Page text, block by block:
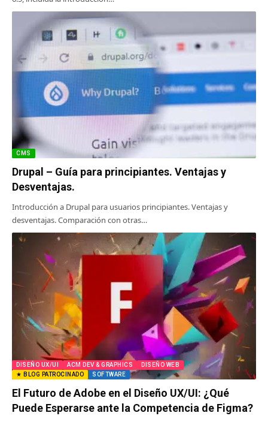
CMS
Drupal – Guía para principiantes. Ventajas y
Desventajas.
Introducción a Drupal para usuarios principiantes. Ventajas y
desventajas. Comparación con otras…
DISEÑO UX/UI ACM DEV & GRAPHICS
DISEÑO WEB
★ BLOG PATROCINADO
SOFTWARE
El Futuro de Adobe en el Diseño UX/UI: ¿Qué
Puede Esperarse ante la Competencia de Figma?